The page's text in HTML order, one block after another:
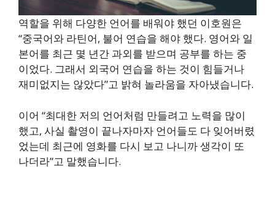
역할을 위해 다양한 언어를 배워야 했던 이호원은
“중국어와 라틴어, 불어 연습을 해야 했다. 영어와 일
본어를 최근 몇 년간 과외를 받으며 공부를 하는 중
이었다. 그래서 외국어 연습을 하는 것이 힘들거나
재미없지는 않았다”고 밝혀 놀라움을 자아냈습니다.
이어 “최대한 저의 언어처럼 만들려고 노력을 많이
했고, 사실 촬영이 끝나자마자 언어들도 다 잊어버렸
었는데 최근에 영화를 다시 보고 나니까 생각이 또
나더라”고 말했습니다.